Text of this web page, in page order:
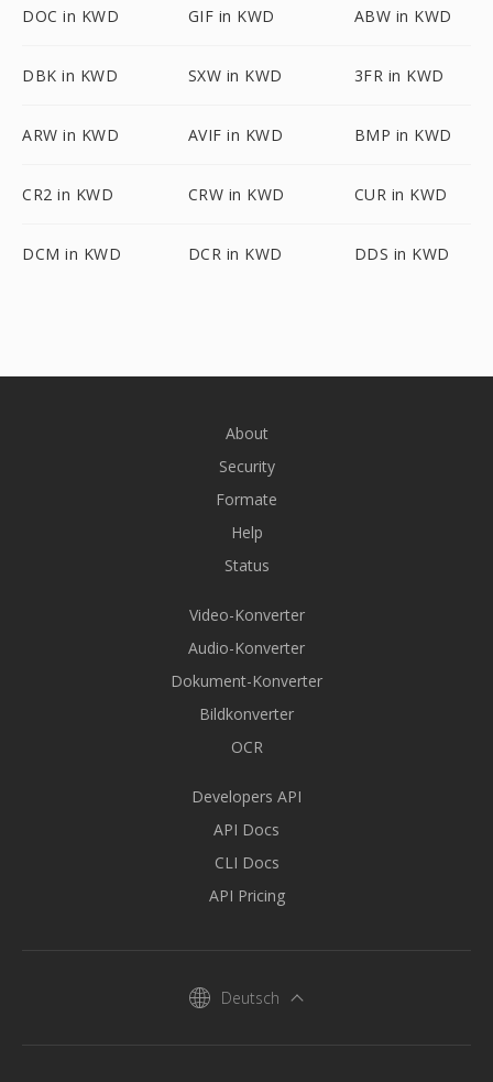
DOC in KWD GIF in KWD ABW in KWD
DBK in KWD SXW in KWD 3FR in KWD
ARW in KWD AVIF in KWD BMP in KWD
CR2 in KWD CRW in KWD CUR in KWD
DCM in KWD DCR in KWD DDS in KWD
About
Security
Formate
Help
Status
Video-Konverter
Audio-Konverter
Dokument-Konverter
Bildkonverter
OCR
Developers API
API Docs
CLI Docs
API Pricing
Deutsch